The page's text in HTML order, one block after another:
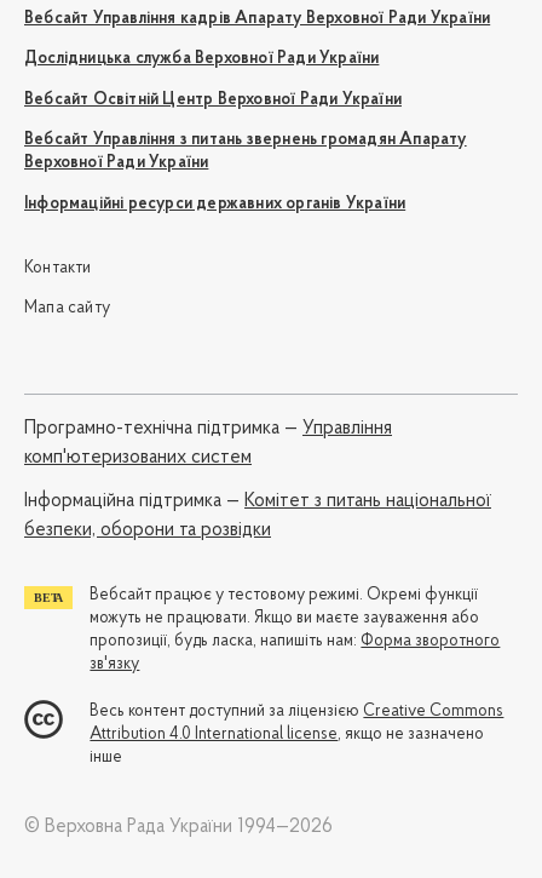
Вебсайт Управління кадрів Апарату Верховної Ради України
Дослідницька служба Верховної Ради України
Вебсайт Освітній Центр Верховної Ради України
Вебсайт Управління з питань звернень громадян Апарату
Верховної Ради України
Інформаційні ресурси державних органів України
Контакти
Мапа сайту
Програмно-технічна підтримка — Управління
комп'ютеризованих систем
Iнформаційна підтримка — Комітет з питань національної
безпеки, оборони та розвідки
Вебсайт працює у тестовому режимі. Окремі функції
можуть не працювати. Якщо ви маєте зауваження або
пропозиції, будь ласка, напишіть нам: Форма зворотного
зв'язку
Весь контент доступний за ліцензією Creative Commons
Attribution 4.0 International license, якщо не зазначено
інше
© Верховна Рада України 1994—2026